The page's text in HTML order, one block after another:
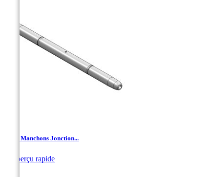
TJA - Manchons Jonction...
Aperçu rapide